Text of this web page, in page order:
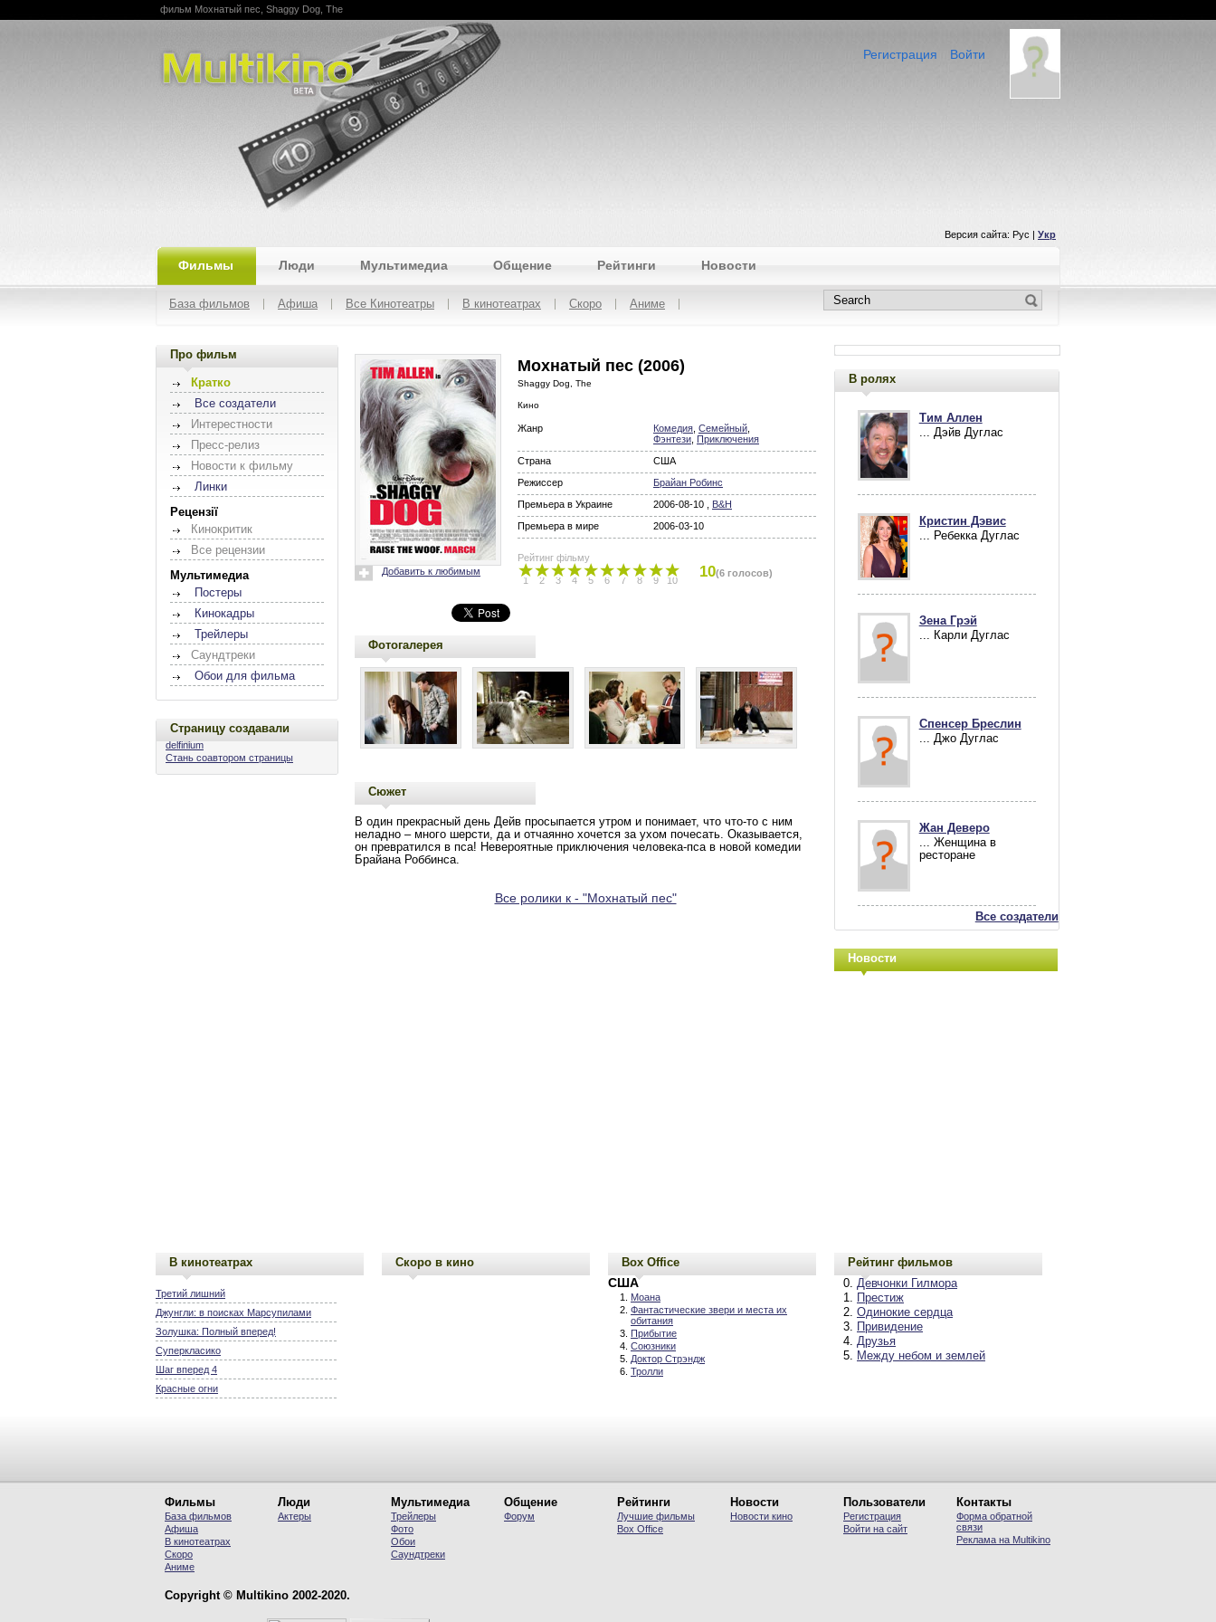
Multikino
фильм Мохнатый пес, Shaggy Dog, The
Войти
Регистрация
Версия сайта: Рус | Укр
Фильмы Люди Мультимедиа Общение Рейтинги Новости
База фильмов Афиша Все Кинотеатры В кинотеатрах Скоро Аниме
Про фильм
Кратко
Все создатели
Интерестности
Пресс-релиз
Новости к фильму
Линки
Рецензії
Кинокритик
Все рецензии
Мультимедиа
Постеры
Кинокадры
Трейлеры
Саундтреки
Обои для фильма
Страницу создавали
delfinium
Стань соавтором страницы
В ролях
Тим Аллен
... Дэйв Дуглас
Кристин Дэвис
... Ребекка Дуглас
Зена Грэй
... Карли Дуглас
Спенсер Бреслин
... Джо Дуглас
Жан Деверо
... Женщина в
ресторане
Все создатели
Новости
Добавить к любимым
Мохнатый пес (2006)
Shaggy Dog, The
Кино
Жанр Комедия Семейный
Фэнтези Приключения
Страна
США
Режиссер
Брайан Робинс
Премьера в Украине
2006-08-10 , B&H
Премьера в мире
2006-03-10
Рейтинг фільму
1 2 3 4 5 6 7 8 9 10 10(6 голосов)
Фотогалерея
Сюжет
В один прекрасный день Дейв просыпается утром и понимает, что что-то с ним
неладно – много шерсти, да и отчаянно хочется за ухом почесать. Оказывается,
он превратился в пса! Невероятные приключения человека-пса в новой комедии
Брайана Роббинса.
Все ролики к - "Мохнатый пес"
В кинотеатрах
Третий лишний
Джунгли: в поисках Марсупилами
Золушка: Полный вперед!
Суперкласико
Шаг вперед 4
Красные огни
Скоро в кино Box Office
США
Моана
Фантастические звери и места их
обитания
Прибытие
Союзники
Доктор Стрэндж
Тролли
Рейтинг фильмов
Девчонки Гилмора
Престиж
Одинокие сердца
Привидение
Друзья
Между небом и землей
Фильмы
База фильмов
Афиша
В кинотеатрах
Скоро
Аниме
Люди
Актеры
Мультимедиа
Трейлеры
Фото
Обои
Саундтреки
Общение
Форум
Рейтинги
Лучшие фильмы
Вох Office
Новости
Новости кино
Пользователи
Регистрация
Войти на сайт
Контакты
Форма обратной
связи
Реклама на Multikino
Copyright © Multikino 2002-2020.